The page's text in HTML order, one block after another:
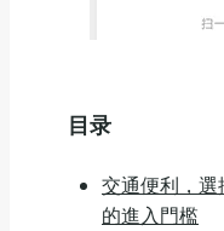
目录
交通便利，
的進入門檻